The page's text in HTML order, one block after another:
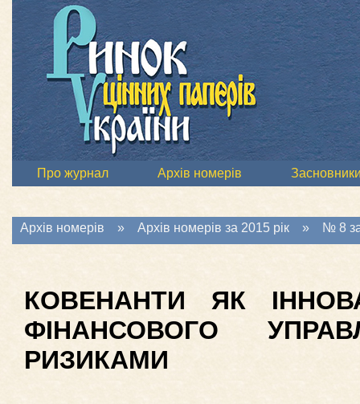
Про журнал Архів номерів
Архів номерів » Архів номерів за 2015 рік » № 8
КОВЕНАНТИ ЯК
ФІНАНСОВОГО
РИЗИКАМИ